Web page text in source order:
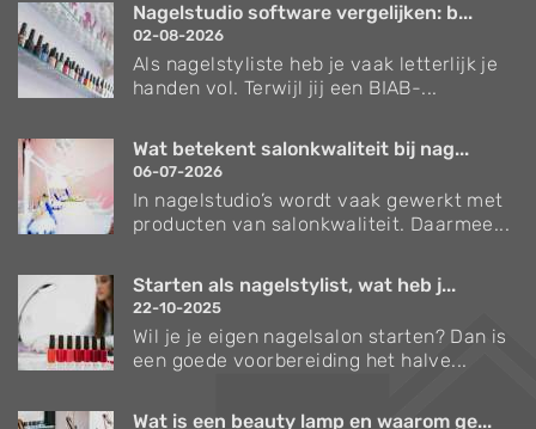
Nagelstudio software vergelijken: b...
02-08-2026
Als nagelstyliste heb je vaak letterlijk je
handen vol. Terwijl jij een BIAB-...
Wat betekent salonkwaliteit bij nag...
06-07-2026
In nagelstudio’s wordt vaak gewerkt met
producten van salonkwaliteit. Daarmee...
Starten als nagelstylist, wat heb j...
22-10-2025
Wil je je eigen nagelsalon starten? Dan is
een goede voorbereiding het halve...
Wat is een beauty lamp en waarom ge...